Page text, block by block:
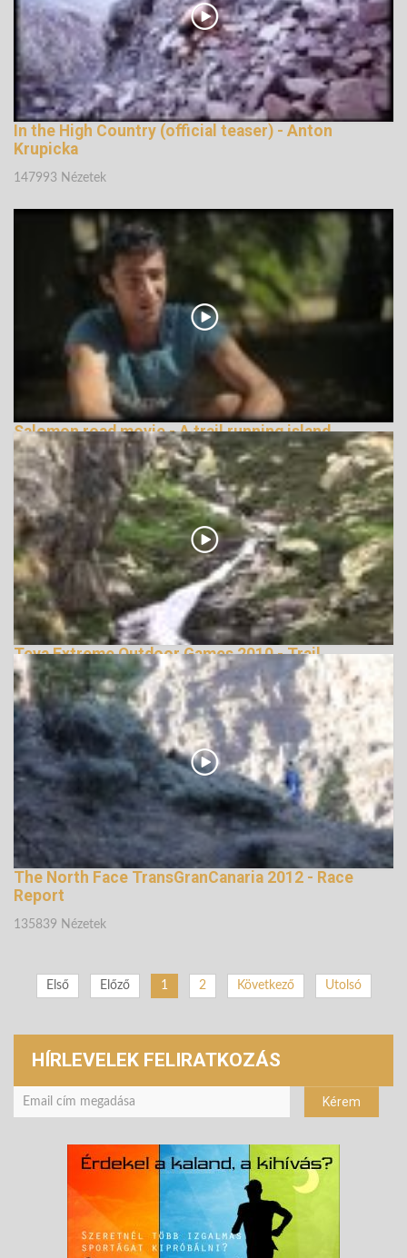
In the High Country (official teaser) - Anton
Krupicka
147993 Nézetek
Salomon road movie - A trail running island
148552 Nézetek
Teva Extreme Outdoor Games 2010 - Trail
Running
145985 Nézetek
The North Face TransGranCanaria 2012 - Race
Report
135839 Nézetek
Első Előző 1 2 Következő Utolsó
HÍRLEVELEK FELIRATKOZÁS